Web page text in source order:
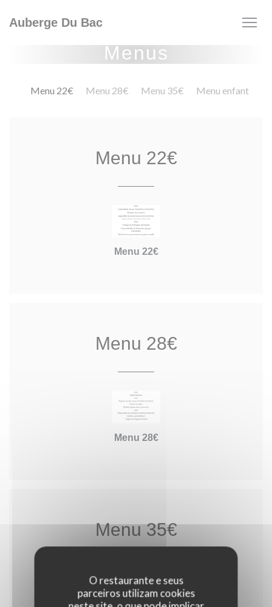
O restaurante e seus
parceiros utilizam cookies
Auberge Du Bac
Menus
Menu 22€ Menu 28€ Menu 35€ Menu enfant
Menu 22€
Menu 22€
Menu 28€
Menu 28€
Menu 35€
35,00 EUR